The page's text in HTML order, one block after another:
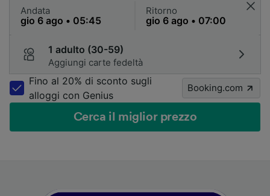
Andata Ritorno
1 adulto (30-59)
Aggiungi carte fedeltà
Fino al 20% di sconto sugli
alloggi con Genius
Booking.com
Cerca il miglior prezzo